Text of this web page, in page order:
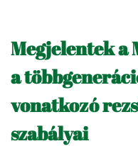
Megjelentek a
a
vonatkozó
szabályai